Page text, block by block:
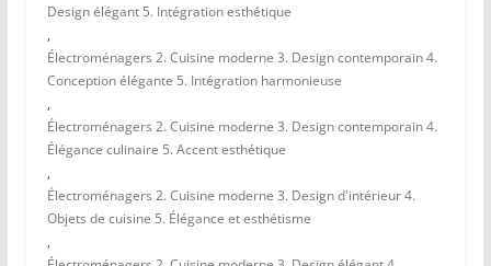
Design élégant 5. Intégration esthétique
,
Électroménagers 2. Cuisine moderne 3. Design contemporain 4.
Conception élégante 5. Intégration harmonieuse
,
Électroménagers 2. Cuisine moderne 3. Design contemporain 4.
Élégance culinaire 5. Accent esthétique
,
Électroménagers 2. Cuisine moderne 3. Design d'intérieur 4.
Objets de cuisine 5. Élégance et esthétisme
,